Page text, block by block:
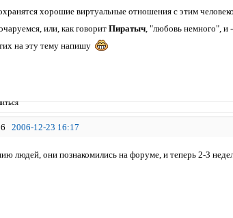
хорошие виртуальные отношения с этим
или, как говорит Пиратыч, "любовь немного", и
на эту тему напишу
6 2006-12-23 16:17
людей, они познакомились на форуме, и теперь 2-3